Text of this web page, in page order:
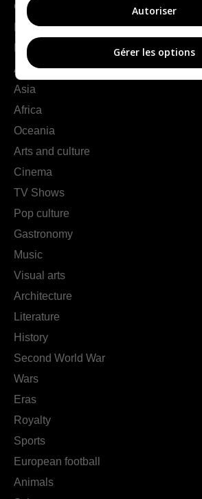
Geography
France
Europe
Americas
Asia
Africa
Oceania
Arts and culture
Cinema
TV Shows
Pop culture
Gastronomy
Music
Visual arts
Architecture
Literature
History
Second World War
Wars
Eras
Royalty
Sports
European football
Animals
Autoriser
Gérer les options